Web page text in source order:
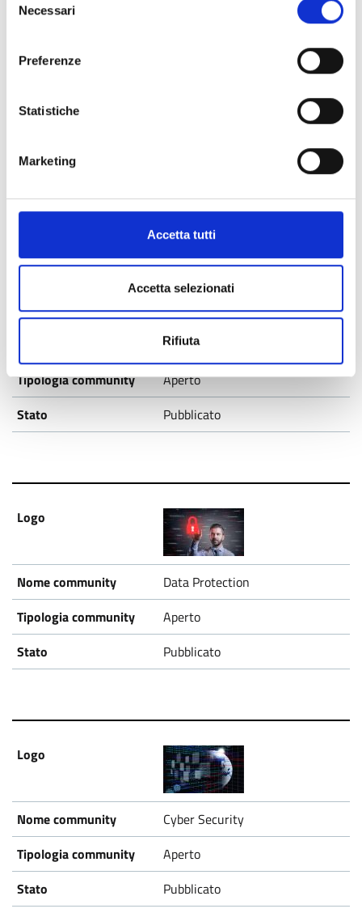
Per conoscere i dettagli, consulta la nostra cookie policy.
https://www.openinnovation.regione.lombardia.it/it/co
https://www.openinnovation.regione.lombardia.it/it/pr
delNecessari
Preferenze
Statistiche
Marketing
Accetta tutti
Accetta selezionati
Rifiuta
Campus Party Italia 2018
Call Hub Ricerca e Innovazione
Aperto
Pubblicato
Data Protection
Aperto
Pubblicato
Cyber Security
Aperto
Pubblicato